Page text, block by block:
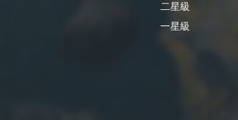
二星級
一星級